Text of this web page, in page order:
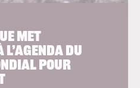
met
l’agenda du
pour